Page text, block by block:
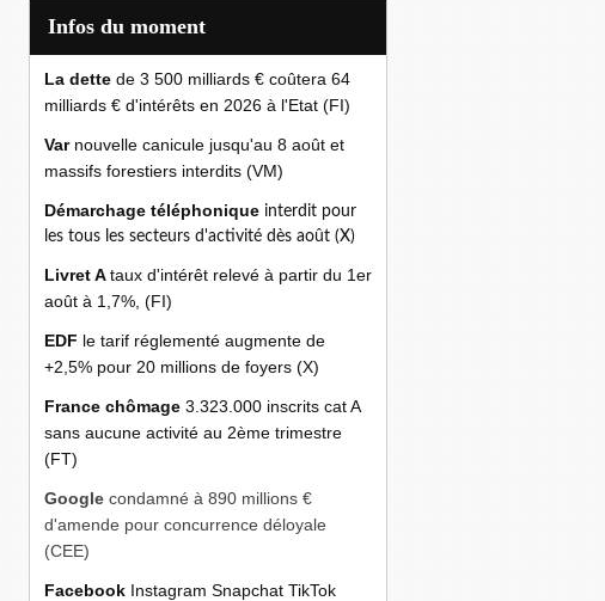
Infos du moment
La dette de 3 500 milliards € coûtera 64
milliards € d'intérêts en 2026 à l'Etat (FI)
Var nouvelle canicule jusqu'au 8 août et
massifs forestiers interdits (VM)
Démarchage téléphonique interdit pour
les tous les secteurs d'activité dès août (X)
Livret Ataux d'intérêt relevé à partir du 1er
août à 1,7%, (FI)
EDF le tarif réglementé augmente de
+2,5% pour 20 millions de foyers (X)
France chômage 3.323.000 inscrits cat A
sans aucune activité au 2ème trimestre
(FT)
Google condamné à 890 millions €
d'amende pour concurrence déloyale
(CEE)
Facebook Instagram Snapchat TikTok